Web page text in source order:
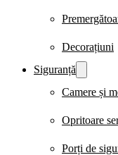
Decorațiuni
Siguranță
Camere și
Opritoare
Porți de